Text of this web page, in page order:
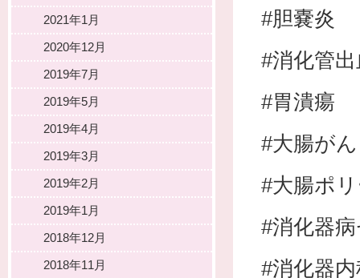
#胆嚢炎
#消化管
#胃潰瘍
#大腸がん
#大腸ポ
#消化器
#消化器
2021年1月
2020年12月
2019年7月
2019年5月
2019年4月
2019年3月
2019年2月
2019年1月
2018年12月
2018年11月